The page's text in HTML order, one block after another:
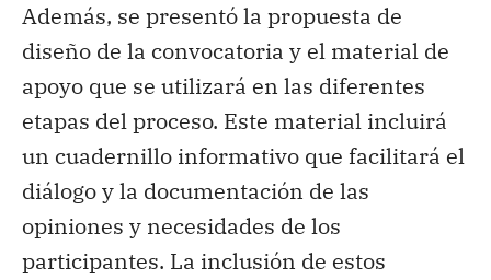
Además, se presentó la propuesta de
diseño de la convocatoria y el material de
apoyo que se utilizará en las diferentes
etapas del proceso. Este material incluirá
un cuadernillo informativo que facilitará el
diálogo y la documentación de las
opiniones y necesidades de los
participantes. La inclusión de estos